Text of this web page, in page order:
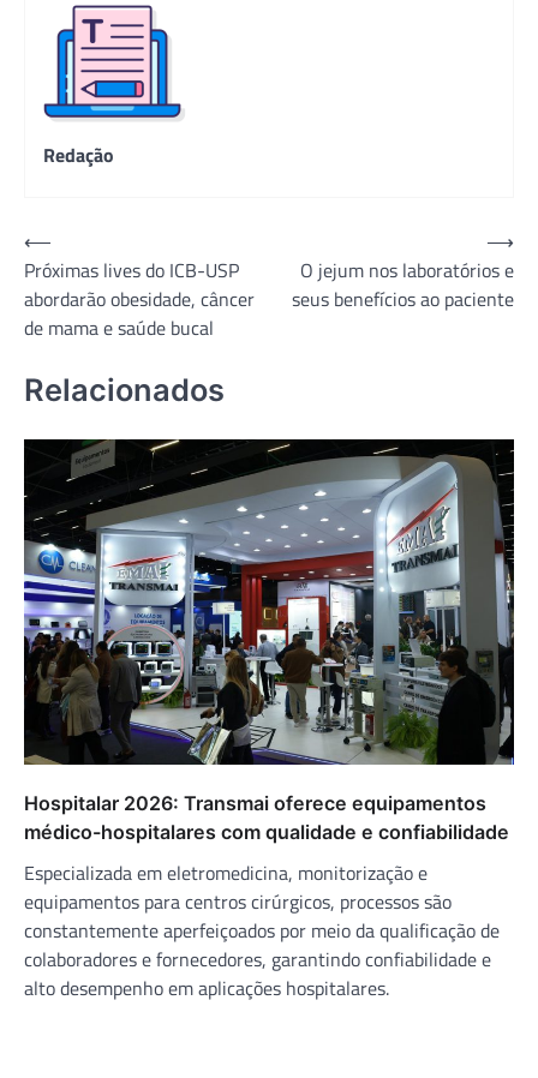
Redação
Navegação
de
Post
⟵
Próximas lives do ICB-USP
abordarão obesidade, câncer
de mama e saúde bucal
O jejum nos laboratórios e
seus benefícios ao paciente
⟶
Relacionados
Hospitalar 2026: Transmai oferece equipamentos
médico-hospitalares com qualidade e confiabilidade
Especializada em eletromedicina, monitorização e
equipamentos para centros cirúrgicos, processos são
constantemente aperfeiçoados por meio da qualificação de
colaboradores e fornecedores, garantindo confiabilidade e
alto desempenho em aplicações hospitalares.